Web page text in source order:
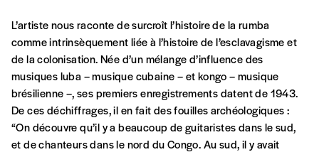
Je m'abonne à l'Imag
Format papier (livraison uniquement
en Belgique)
Format numérique
L’artiste nous raconte de surcroît l’histoire de la rumba
comme intrinsèquement liée à l’histoire de l’esclavagisme et
de la colonisation. Née d’un mélange d’influence des
musiques luba – musique cubaine – et kongo – musique
brésilienne –, ses premiers enregistrements datent de 1943.
De ces déchiffrages, il en fait des fouilles archéologiques :
“On découvre qu’il y a beaucoup de guitaristes dans le sud,
et de chanteurs dans le nord du Congo. Au sud, il y avait